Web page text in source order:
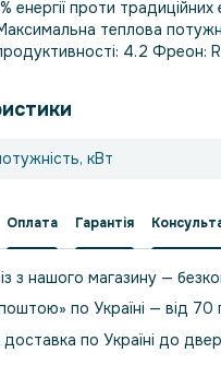
енергії проти
Максимальна теплова
4.2 Фреон:
кВт
Оплата Гарантія
з нашого магазину —
по Україні — від 70
по Україні до